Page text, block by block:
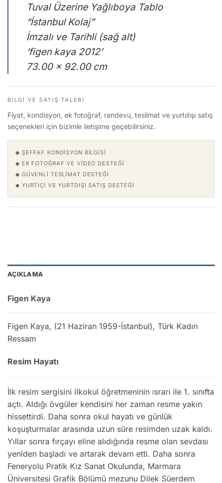
Tuval Üzerine Yağlıboya Tablo
“İstanbul Kolaj”
İmzalı ve Tarihli (sağ alt)
‘figen kaya 2012’
73.00 x 92.00 cm
BILGI VE SATIŞ TALEBI
Fiyat, kondisyon, ek fotoğraf, randevu, teslimat ve yurtdışı satış
seçenekleri için bizimle iletişime geçebilirsiniz.
◆ ŞEFFAF KONDISYON BILGISI
◆ EK FOTOĞRAF VE VIDEO DESTEĞI
◆ GÜVENLI TESLIMAT DESTEĞI
◆ YURTIÇI VE YURTDIŞI SATIŞ DESTEĞI
AÇIKLAMA
Figen Kaya
Figen Kaya, (21 Haziran 1959-İstanbul), Türk Kadın
Ressam
Resim Hayatı
İlk resim sergisini ilkokul öğretmeninin ısrarı ile 1. sınıfta
açtı. Aldığı övgüler kendisini her zaman resme yakın
hissettirdi. Daha sonra okul hayatı ve günlük
koşuşturmalar arasında uzun süre resimden uzak kaldı.
Yıllar sonra fırçayı eline alıdığında resme olan sevdası
yeniden başladı ve artarak devam etti. Daha sonra
Feneryolu Pratik Kız Sanat Okulunda, Marmara
Üniversitesi Grafik Bölümü mezunu Dilek Süerdem